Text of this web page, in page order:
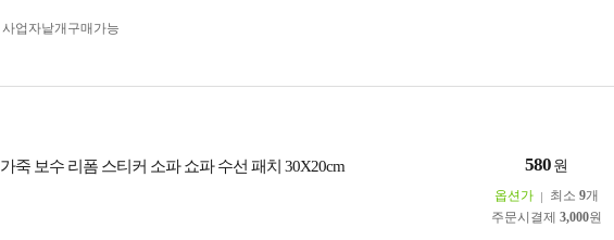
사업자 낱개구매가능
가죽 보수 리폼 스티커 소파 쇼파 수선 패치 30X20cm 580 원
옵션가 최소 9개
주문시결제 3,000원